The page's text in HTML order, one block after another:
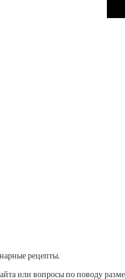
рецепты.
или вопросы по поводу